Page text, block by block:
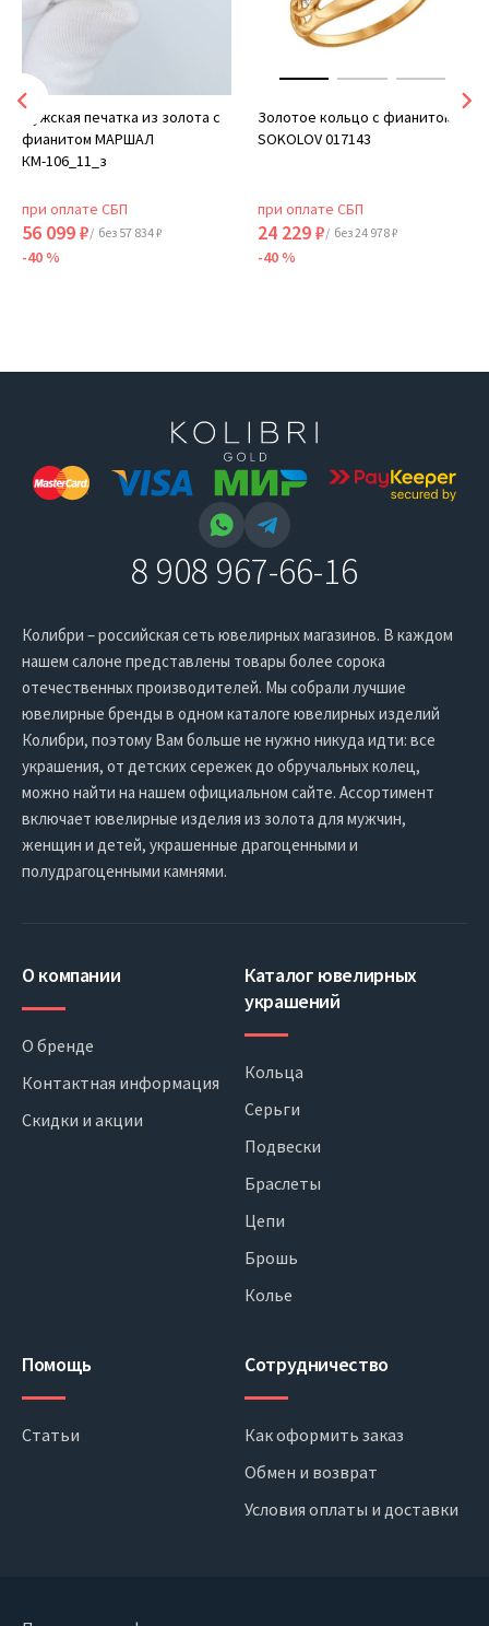
Мужская печатка из золота с
фианитом МАРШАЛ
КМ-106_11_з
при оплате СБП
56 099 ₽/ без 57 834 ₽
-40 %
Золотое кольцо с фианитом
SOKOLOV 017143
при оплате СБП
24 229 ₽/ без 24 978 ₽
-40 %
8 908 967-66-16
Колибри – российская сеть ювелирных магазинов. В каждом
нашем салоне представлены товары более сорока
отечественных производителей. Мы собрали лучшие
ювелирные бренды в одном каталоге ювелирных изделий
Колибри, поэтому Вам больше не нужно никуда идти: все
украшения, от детских сережек до обручальных колец,
можно найти на нашем официальном сайте. Ассортимент
включает ювелирные изделия из золота для мужчин,
женщин и детей, украшенные драгоценными и
полудрагоценными камнями.
О компании
О бренде
Контактная информация
Скидки и акции
Каталог ювелирных
украшений
Кольца
Серьги
Подвески
Браслеты
Цепи
Брошь
Колье
Помощь
Статьи
Сотрудничество
Как оформить заказ
Обмен и возврат
Условия оплаты и доставки